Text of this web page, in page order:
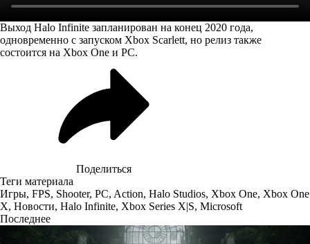
Выход Halo Infinite запланирован на конец 2020 года,
одновременно с запуском Xbox Scarlett, но релиз также
состоится на Xbox One и PC.
Поделиться
Теги материала
Игры, FPS, Shooter, PC, Action, Halo Studios, Xbox One, Xbox One
X, Новости, Halo Infinite, Xbox Series X|S, Microsoft
Последнее